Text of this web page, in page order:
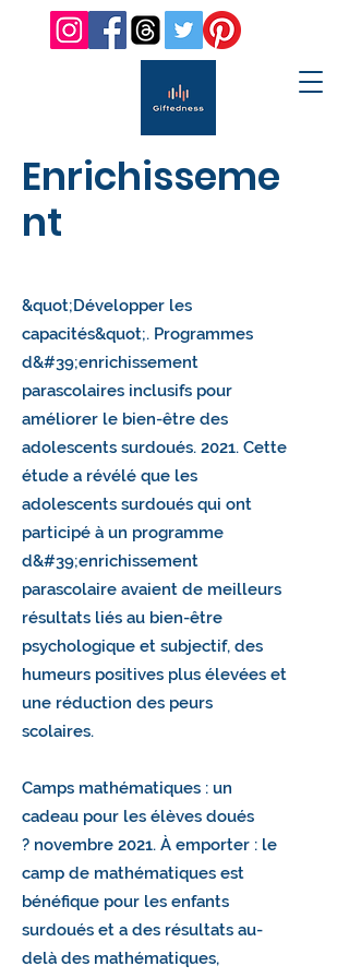
Enrichisseme
nt
&quot;Développer les
capacités&quot;. Programmes
d&#39;enrichissement
parascolaires inclusifs pour
améliorer le bien-être des
adolescents surdoués. 2021. Cette
étude a révélé que les
adolescents surdoués qui ont
participé à un programme
d&#39;enrichissement
parascolaire avaient de meilleurs
résultats liés au bien-être
psychologique et subjectif, des
humeurs positives plus élevées et
une réduction des peurs
scolaires.
Camps mathématiques : un
cadeau pour les élèves doués
? novembre 2021. À emporter : le
camp de mathématiques est
bénéfique pour les enfants
surdoués et a des résultats au-
delà des mathématiques,